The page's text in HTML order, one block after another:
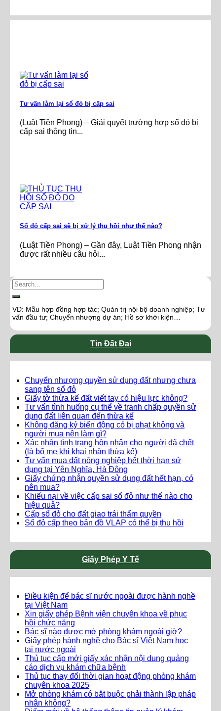
Tư vấn làm lại sổ đỏ bị cấp sai
(Luật Tiền Phong) – Giải quyết trường hợp sổ đỏ bị
cấp sai thông tin...
Sổ đỏ cấp sai sẽ bị xử lý thu hồi như thế nào?
(Luật Tiền Phong) – Gần đây, Luật Tiền Phong nhận
được rất nhiều câu hỏi...
VD: Mẫu hợp đồng hợp tác; Quản trị nội bộ doanh nghiệp; Tư
vấn đầu tư; Chuyển nhượng dự án; Hồ sơ khởi kiện…
Tin Đất Đai
Chuyển nhượng quyền sử dụng đất nhưng chưa
sang tên sổ đỏ
Giấy tờ thừa kế đất viết tay có hiệu lực không?
Tư vấn tình huống cụ thể về tranh chấp quyền sử
dụng đất liên quan đến thừa kế
Không đăng ký biến động có bị phạt không và
người mua nên làm gì?
Xác nhận tình trạng hôn nhân cho người đã chết
(là bố mẹ khi khai nhận thừa kế)
Tư vấn mua đất nông nghiệp hết thời hạn sử
dụng tại Yên Nghĩa, Hà Đông
Giấy chứng nhận quyền sử dụng đất hết hạn, có
nên mua?
Khiếu nại về việc cấp sai sổ đỏ như thế nào cho
hiệu quả?
Cấp sổ đỏ cho đất giao trái thẩm quyền
Sổ đỏ cấp theo bản đồ VLAP có thể bị thu hồi
Giấy Phép Y Tế
Điều kiện để bác sĩ nước ngoài được hành nghề
tại Việt Nam
Xin giấy phép Bệnh viện chuyên khoa về phục
hồi chức năng
Bác sĩ nào được mở phòng khám ngoài giờ?
Giấy phép hành nghề cho Bác sĩ Việt Nam học
tại nước ngoài
Thủ tục cấp mới giấy xác nhận nội dung quảng
cáo dịch vụ khám chữa bệnh
Thủ tục thay đổi thời gian hoạt động phòng khám
chuyên khoa 2025
Mở phòng khám có bắt buộc phải thành lập pháp
nhân không?